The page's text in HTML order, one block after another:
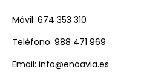
Móvil: 674 353 310
Teléfono: 988 471 969
Email: info@enoavia.es